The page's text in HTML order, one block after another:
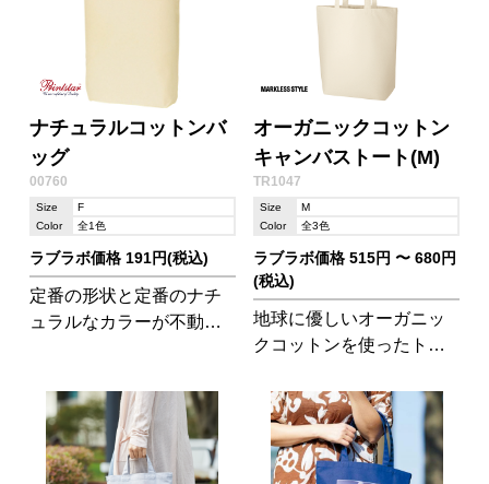
ナチュラルコットンバ
ッグ
00760
Size
F
Color
全1色
ラブラボ価格 191円(税込)
定番の形状と定番のナチ
ュラルなカラーが不動の
で、マチ付きなので使い
勝手の良いトートです。
オーガニックコットン
キャンバストート(M)
TR1047
Size
M
Color
全3色
ラブラボ価格 515円 〜 680円
(税込)
地球に優しいオーガニッ
クコットンを使ったトー
かと便利な丁度良いサイ
ズのバッグです。